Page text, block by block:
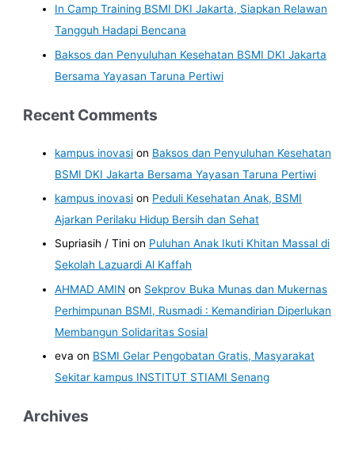
In Camp Training BSMI DKI Jakarta, Siapkan Relawan
Tangguh Hadapi Bencana
Baksos dan Penyuluhan Kesehatan BSMI DKI Jakarta
Bersama Yayasan Taruna Pertiwi
Recent Comments
kampus inovasi on Baksos dan Penyuluhan Kesehatan
BSMI DKI Jakarta Bersama Yayasan Taruna Pertiwi
kampus inovasi on Peduli Kesehatan Anak, BSMI
Ajarkan Perilaku Hidup Bersih dan Sehat
Supriasih / Tini on Puluhan Anak Ikuti Khitan Massal di
Sekolah Lazuardi Al Kaffah
AHMAD AMIN on Sekprov Buka Munas dan Mukernas
Perhimpunan BSMI, Rusmadi : Kemandirian Diperlukan
Membangun Solidaritas Sosial
eva on BSMI Gelar Pengobatan Gratis, Masyarakat
Sekitar kampus INSTITUT STIAMI Senang
Archives